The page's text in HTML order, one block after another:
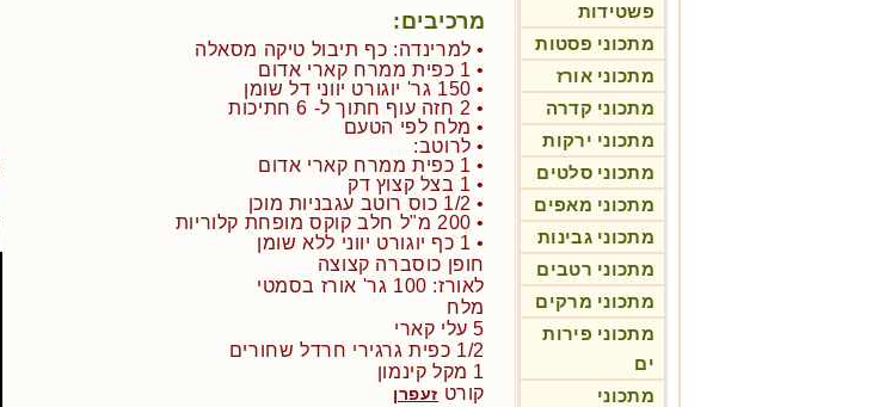
פשטידות
מתכוני פסטות
מתכוני אורז
מתכוני קדרה
מתכוני ירקות
מתכוני סלטים
מתכוני מאפים
מתכוני גבינות
מתכוני רטבים
מתכוני מרקים
מתכוני פירות
ים
מתכוני
מרכיבים:
• למרינדה: כף תיבול טיקה מסאלה
• 1 כפית ממרח קארי אדום
• 150 גר' יוגורט יווני דל שומן
• 2 חזה עוף חתוך ל- 6 חתיכות
• מלח לפי הטעם
• לרוטב:
• 1 כפית ממרח קארי אדום
• 1 בצל קצוץ דק
• 1/2 כוס רוטב עגבניות מוכן
• 200 מ"ל חלב קוקס מופחת קלוריות
• 1 כף יוגורט יווני ללא שומן
חופן כוסברה קצוצה
לאורז: 100 גר' אורז בסמטי
מלח
5 עלי קארי
1/2 כפית גרגירי חרדל שחורים
1 מקל קינמון
קורט זעפרן